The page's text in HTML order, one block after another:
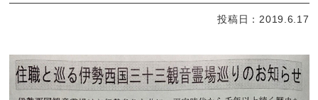
投稿日：2019.6.17